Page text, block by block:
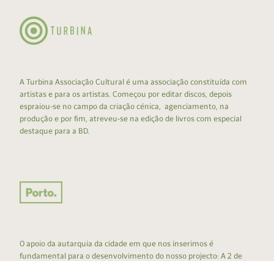
A Turbina Associação Cultural é uma associação constituída com
artistas e para os artistas. Começou por editar discos, depois
espraiou-se no campo da criação cénica, agenciamento, na
produção e por fim, atreveu-se na edição de livros com especial
destaque para a BD.
O apoio da autarquia da cidade em que nos inserimos é
fundamental para o desenvolvimento do nosso projecto: A 2 de